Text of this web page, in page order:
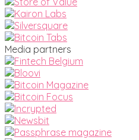
Media partners